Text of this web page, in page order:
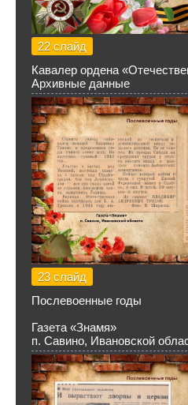
22 слайд
Кавалер ордена
Архивные данные
23 слайд
Послевоенные годы
Газета «Знамя»
п. Савино, Ивановской